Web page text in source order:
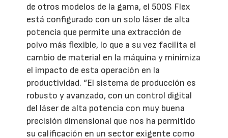
de otros modelos de la gama, el 500S Flex
está configurado con un solo láser de alta
potencia que permite una extracción de
polvo más flexible, lo que a su vez facilita el
cambio de material en la máquina y minimiza
el impacto de esta operación en la
productividad. “El sistema de producción es
robusto y avanzado, con un control digital
del láser de alta potencia con muy buena
precisión dimensional que nos ha permitido
su calificación en un sector exigente como